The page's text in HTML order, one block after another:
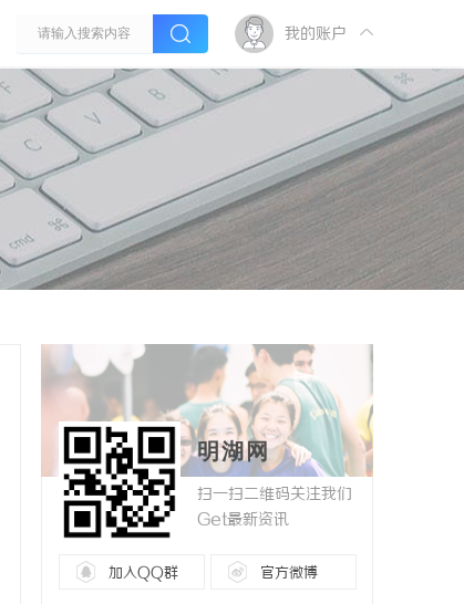
我的账户
明湖网
扫一扫二维码关注我们
Get最新资讯
加入QQ群 官方微博